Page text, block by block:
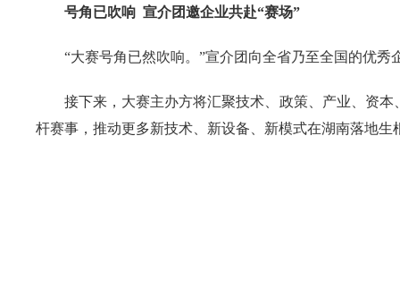
号角已吹响 宣介团邀企业共赴“赛场”
“大赛号角已然吹响。”宣介团向全省乃至全国的优秀
接下来，大赛主办方将汇聚技术、政策、产业、资
杆赛事，推动更多新技术、新设备、新模式在湖南落地生